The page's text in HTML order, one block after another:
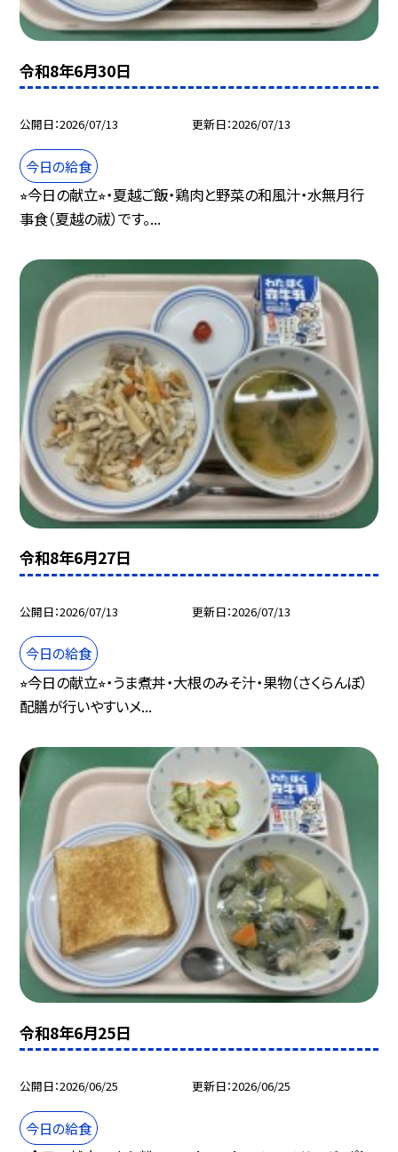
令和8年6月30日
公開日 2026/07/13 更新日 2026/07/13
今日の給食
⭐︎今日の献立⭐︎・夏越ご飯・鶏肉と野菜の和風汁・水無月行
事食（夏越の祓）です。...
令和8年6月27日
公開日 2026/07/13 更新日 2026/07/13
今日の給食
⭐︎今日の献立⭐︎・うま煮丼・大根のみそ汁・果物（さくらんぼ）
配膳が行いやすいメ...
令和8年6月25日
公開日 2026/06/25 更新日 2026/06/25
今日の給食